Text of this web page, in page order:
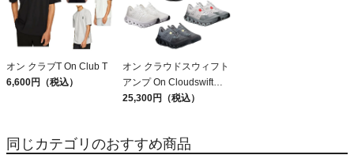
オン クラブT On Club T
6,600円（税込）
オン クラウドスウィフト
アンプ On Cloudswift
Amp
25,300円（税込）
同じカテゴリのおすすめ商品